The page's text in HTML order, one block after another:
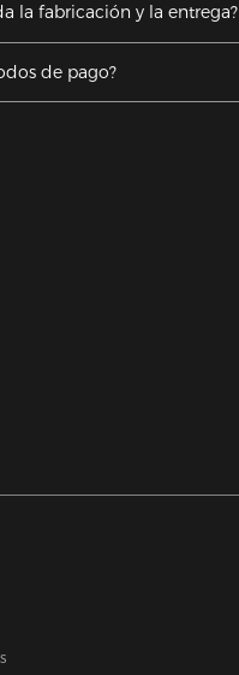
la fabricación y la entrega?
de pago?